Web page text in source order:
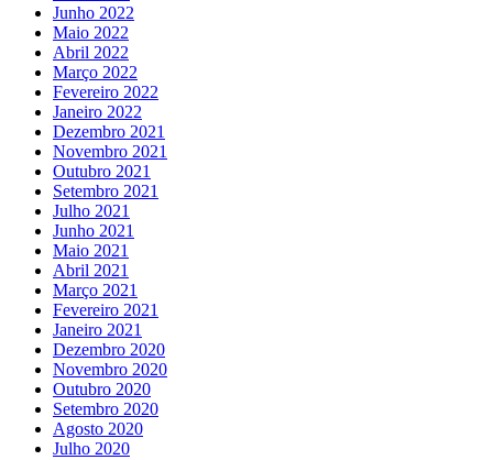
Junho 2022
Maio 2022
Abril 2022
Março 2022
Fevereiro 2022
Janeiro 2022
Dezembro 2021
Novembro 2021
Outubro 2021
Setembro 2021
Julho 2021
Junho 2021
Maio 2021
Abril 2021
Março 2021
Fevereiro 2021
Janeiro 2021
Dezembro 2020
Novembro 2020
Outubro 2020
Setembro 2020
Agosto 2020
Julho 2020